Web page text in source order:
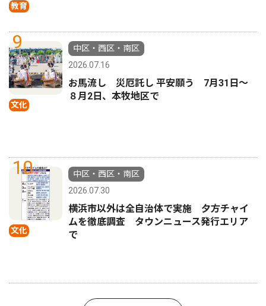
教育
9
文化
中区・西区・南区
2026.07.16
お馬流し 災厄託し 平安願う 7月31日〜
８月2日、本牧地区で
10
文化
中区・西区・南区
2026.07.30
横浜市以外は全自治体で実施 夕方チャイ
ムを徹底調査 タウンニュース発行エリア
で